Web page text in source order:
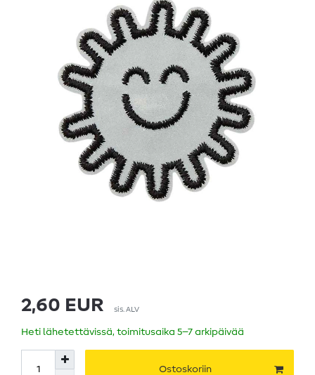
2,60 EUR sis. ALV
Heti lähetettävissä, toimitusaika 5–7 arkipäivää
Ostoskoriin